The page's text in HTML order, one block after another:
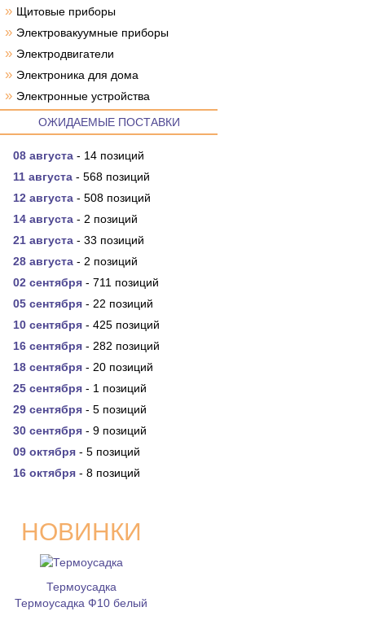
» Щитовые приборы
» Электровакуумные приборы
» Электродвигатели
» Электроника для дома
» Электронные устройства
ОЖИДАЕМЫЕ ПОСТАВКИ
08 августа - 14 позиций
11 августа - 568 позиций
12 августа - 508 позиций
14 августа - 2 позиций
21 августа - 33 позиций
28 августа - 2 позиций
02 сентября - 711 позиций
05 сентября - 22 позиций
10 сентября - 425 позиций
16 сентября - 282 позиций
18 сентября - 20 позиций
25 сентября - 1 позиций
29 сентября - 5 позиций
30 сентября - 9 позиций
09 октября - 5 позиций
16 октября - 8 позиций
НОВИНКИ
Термоусадка
Термоусадка Ф10 белый